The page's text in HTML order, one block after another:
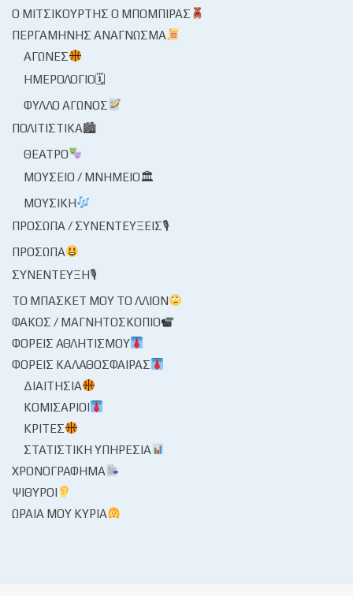
Ο ΜΙΤΣΙΚΟΥΡΤΉΣ Ο ΜΠΌΜΠΙΡΑΣ
ΠΕΡΓΑΜΗΝΉΣ ΑΝΆΓΝΩΣΜΑ
ΑΓΏΝΕΣ
ΗΜΕΡΟΛΌΓΙΟ🗓
ΦΎΛΛΟ ΑΓΏΝΟΣ
ΠΟΛΙΤΙΣΤΙΚΆ🏙
ΘΈΑΤΡΟ
ΜΟΥΣΕΊΟ / ΜΝΗΜΕΊΟ🏛
ΜΟΥΣΙΚΉ
ΠΡΌΣΩΠΑ / ΣΥΝΕΝΤΕΎΞΕΙΣ🎙
ΠΡΌΣΩΠΑ
ΣΥΝΈΝΤΕΥΞΗ🎙
ΤΟ ΜΠΆΣΚΕΤ ΜΟΥ ΤΟ ΛΛΊΟΝ
ΦΑΚΌΣ / ΜΑΓΝΗΤΟΣΚΌΠΙΟ
ΦΟΡΕΊΣ ΑΘΛΗΤΙΣΜΟΎ
ΦΟΡΕΊΣ ΚΑΛΑΘΌΣΦΑΙΡΑΣ
ΔΙΑΙΤΗΣΊΑ
ΚΟΜΙΣΆΡΙΟΙ
ΚΡΙΤΈΣ
ΣΤΑΤΙΣΤΙΚΉ ΥΠΗΡΕΣΊΑ
ΧΡΟΝΟΓΡΆΦΗΜΑ
ΨΊΘΥΡΟΙ
ΩΡΑΊΑ ΜΟΥ ΚΥΡΊΑ